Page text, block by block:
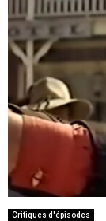
Critiques d'épisodes